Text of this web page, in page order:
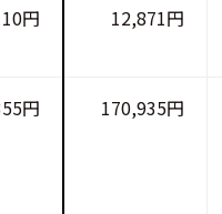
円 12,871円
円 170,935円